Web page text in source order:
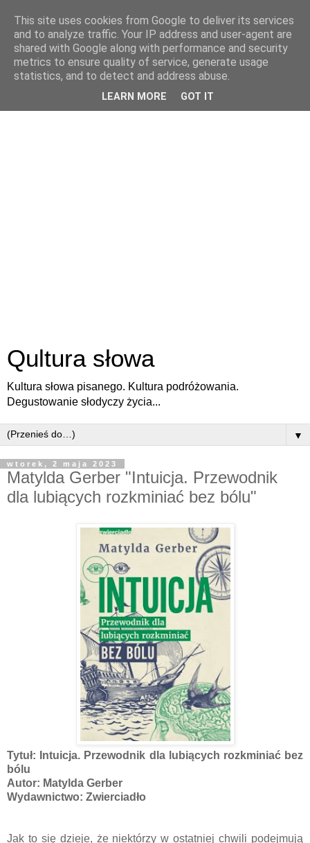
Qultura słowa
Kultura słowa pisanego. Kultura podróżowania.
Degustowanie słodyczy życia...
▼
wtorek, 2 maja 2023
Matylda Gerber "Intuicja. Przewodnik
dla lubiących rozkminiać bez bólu"
Tytuł: Intuicja. Przewodnik dla lubiących rozkminiać bez
bólu
Autor: Matylda Gerber
Wydawnictwo: Zwierciadło
Jak to się dzieje, że niektórzy w ostatniej chwili podejmują
This site uses cookies from Google to deliver its services
and to analyze traffic. Your IP address and user-agent are
shared with Google along with performance and security
metrics to ensure quality of service, generate usage
statistics, and to detect and address abuse.
LEARN MORE GOT IT